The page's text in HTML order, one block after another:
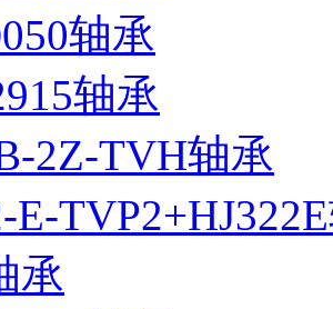
轴承
轴承
2Z-TVH轴承
E-
承